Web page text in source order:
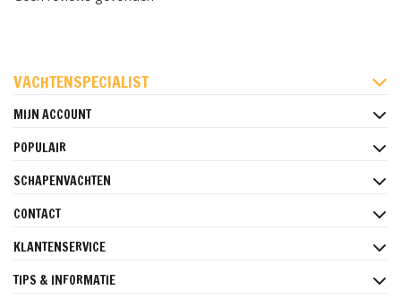
VACHTENSPECIALIST
MIJN ACCOUNT
POPULAIR
SCHAPENVACHTEN
CONTACT
KLANTENSERVICE
TIPS & INFORMATIE